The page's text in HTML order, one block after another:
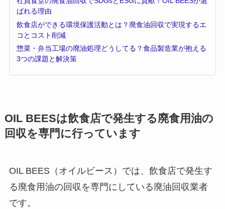
ばれる理由
飲食店ができる環境保護活動とは？廃食油回収で実現するエ
コとコスト削減
惣菜・弁当工場の廃油処理どうしてる？食品製造業が抱える
3つの課題と解決策
OIL BEESは飲食店で発生する廃食用油の
回収を専門に行っています
OIL BEES（オイルビース）では、飲食店で発生す
る廃食用油の回収を専門にしている廃油回収業者
です。